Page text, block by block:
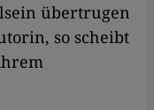
übertrugen
so scheibt